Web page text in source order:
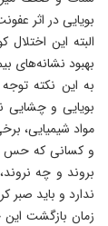
بویایی در اثر
بهبود نشانه‌های
به این نکته
بویایی و چشایی
مواد شیمیایی،
و کسانی که حس
بروند و چه
ندارد و باید صبر